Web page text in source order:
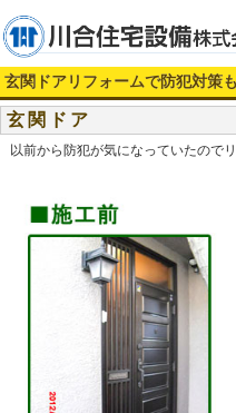
玄関ドアリフォームで防犯対
玄関ドア
以前から防犯が気になっていたので